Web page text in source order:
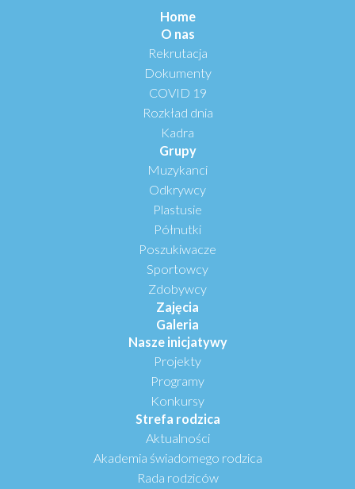
Home
O nas
Rekrutacja
Dokumenty
COVID 19
Rozkład dnia
Kadra
Grupy
Muzykanci
Odkrywcy
Plastusie
Półnutki
Poszukiwacze
Sportowcy
Zdobywcy
Zajęcia
Galeria
Nasze inicjatywy
Projekty
Programy
Konkursy
Strefa rodzica
Aktualności
Akademia świadomego rodzica
Rada rodziców